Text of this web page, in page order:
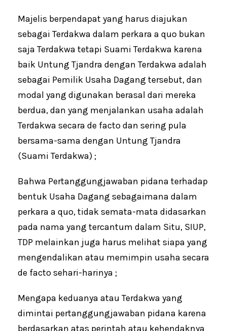
Majelis berpendapat yang harus diajukan
sebagai Terdakwa dalam perkara a quo bukan
saja Terdakwa tetapi Suami Terdakwa karena
baik Untung Tjandra dengan Terdakwa adalah
sebagai Pemilik Usaha Dagang tersebut, dan
modal yang digunakan berasal dari mereka
berdua, dan yang menjalankan usaha adalah
Terdakwa secara de facto dan sering pula
bersama-sama dengan Untung Tjandra
(Suami Terdakwa) ;
Bahwa Pertanggungjawaban pidana terhadap
bentuk Usaha Dagang sebagaimana dalam
perkara a quo, tidak semata-mata didasarkan
pada nama yang tercantum dalam Situ, SIUP,
TDP melainkan juga harus melihat siapa yang
mengendalikan atau memimpin usaha secara
de facto sehari-harinya ;
Mengapa keduanya atau Terdakwa yang
dimintai pertanggungjawaban pidana karena
berdasarkan atas perintah atau kehendaknya